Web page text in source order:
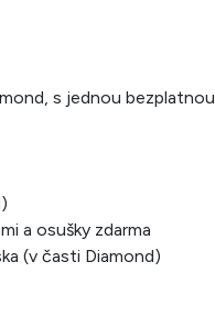
s jednou bezplatnou
a osušky zdarma
(v časti Diamond)